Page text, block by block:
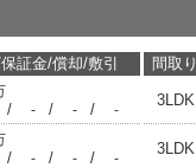
証金/償却/敷引 間取り
/ - / - / -
3LDK
/ - / - / -
3LDK